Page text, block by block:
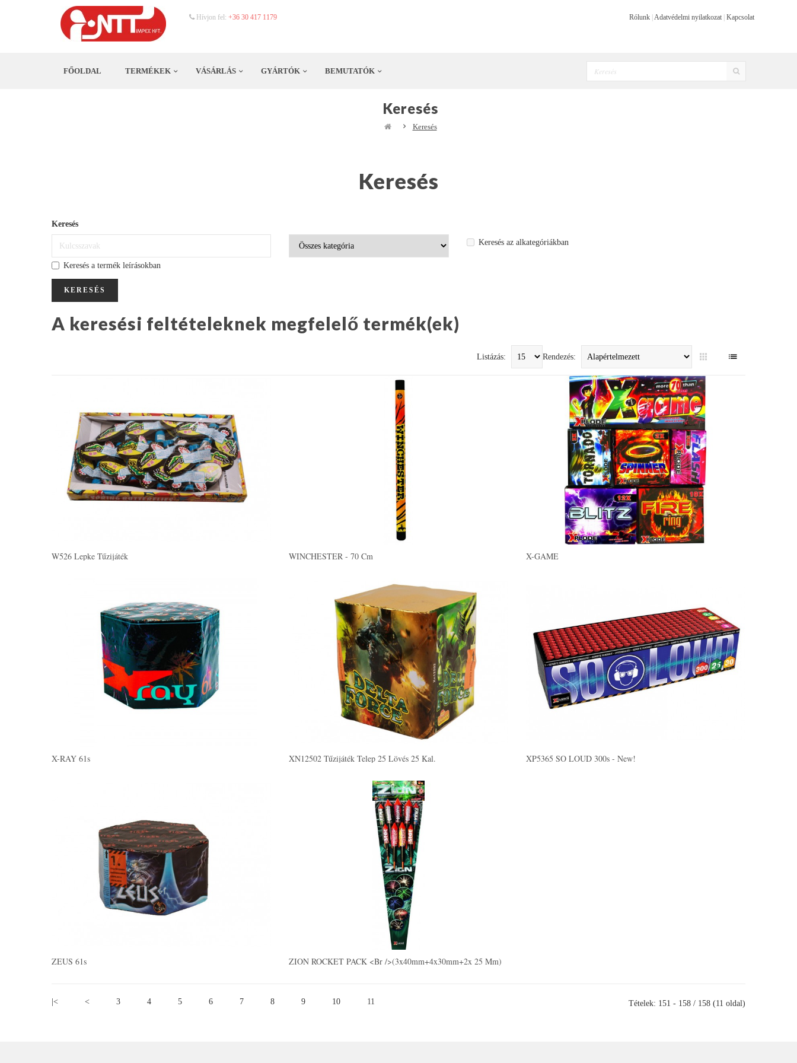
Hívjon fel: +36 30 417 1179 Rólunk Adatvédelmi nyilatkozat Kapcsolat
FŐOLDAL TERMÉKEK VÁSÁRLÁS GYÁRTÓK BEMUTATÓK
Keresés
Keresés
Keresés
Keresés
Keresés az alkategóriákban
Keresés a termék leírásokban
A keresési feltételeknek megfelelő termék(ek)
Rendezés:
Listázás:
W526 Lepke Tűzijáték WINCHESTER - 70 Cm X-GAME
X-RAY 61s XN12502 Tűzijáték Telep 25 Lövés 25 Kal. XP5365 SO LOUD 300s - New!
ZEUS 61s ZION ROCKET PACK <br />(3x40mm+4x30mm+2x 25 Mm)
|< < 3 4 5 6 7 8 9 10 11 Tételek: 151 - 158 / 158 (11 oldal)